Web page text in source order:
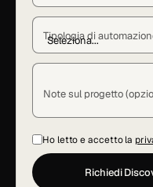
Tipologia di
Note sul progetto
Ho letto e accetto la
Richiedi